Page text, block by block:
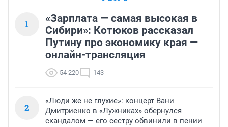
1
«Зарплата — самая высокая в
Сибири»: Котюков рассказал
Путину про экономику края —
онлайн-трансляция
54 220 143
2
«Люди же не глухие»: концерт Вани
Дмитриенко в «Лужниках» обернулся
скандалом — его сестру обвинили в пении